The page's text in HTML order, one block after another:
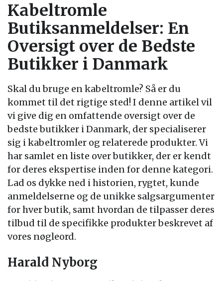
Kabeltromle
Butiksanmeldelser: En
Oversigt over de Bedste
Butikker i Danmark
Skal du bruge en kabeltromle? Så er du
kommet til det rigtige sted! I denne artikel vil
vi give dig en omfattende oversigt over de
bedste butikker i Danmark, der specialiserer
sig i kabeltromler og relaterede produkter. Vi
har samlet en liste over butikker, der er kendt
for deres ekspertise inden for denne kategori.
Lad os dykke ned i historien, rygtet, kunde
anmeldelserne og de unikke salgsargumenter
for hver butik, samt hvordan de tilpasser deres
tilbud til de specifikke produkter beskrevet af
vores nøgleord.
Harald Nyborg